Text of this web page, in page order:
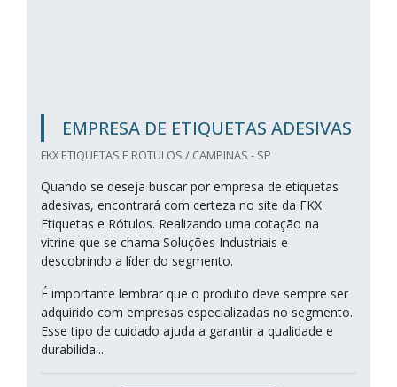
EMPRESA DE ETIQUETAS ADESIVAS
FKX ETIQUETAS E ROTULOS / CAMPINAS - SP
Quando se deseja buscar por empresa de etiquetas
adesivas, encontrará com certeza no site da FKX
Etiquetas e Rótulos. Realizando uma cotação na
vitrine que se chama Soluções Industriais e
descobrindo a líder do segmento.
É importante lembrar que o produto deve sempre ser
adquirido com empresas especializadas no segmento.
Esse tipo de cuidado ajuda a garantir a qualidade e
durabilida...